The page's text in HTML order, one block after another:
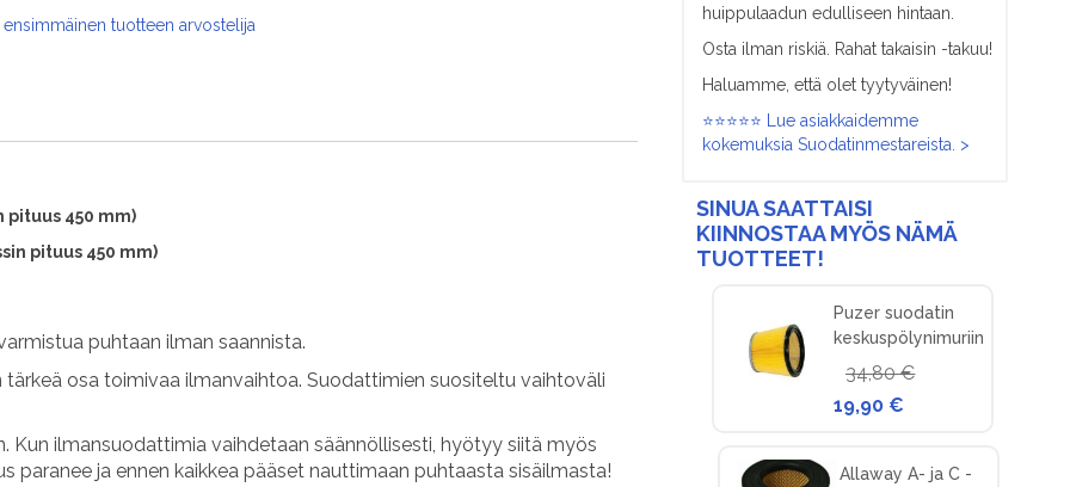
ensimmäinen tuotteen arvostelija
pituus 450 mm)
pituus 450 mm)
puhtaan ilman saannista.
osa toimivaa ilmanvaihtoa. Suodattimien suositeltu vaihtoväli
Kun ilmansuodattimia vaihdetaan säännöllisesti, hyötyy siitä myös
paranee ja ennen kaikkea pääset nauttimaan puhtaasta sisäilmasta!
huippulaadun edulliseen hintaan.
Osta ilman riskiä. Rahat takaisin -takuu!
Haluamme, että olet tyytyväinen!
⭐⭐⭐⭐⭐ Lue asiakkaidemme
kokemuksia Suodatinmestareista. >
SINUA SAATTAISI
KIINNOSTAA MYÖS NÄMÄ
TUOTTEET!
Puzer suodatin
keskuspölynimuriin
19,90 €
34,80 €
Allaway A- ja C -